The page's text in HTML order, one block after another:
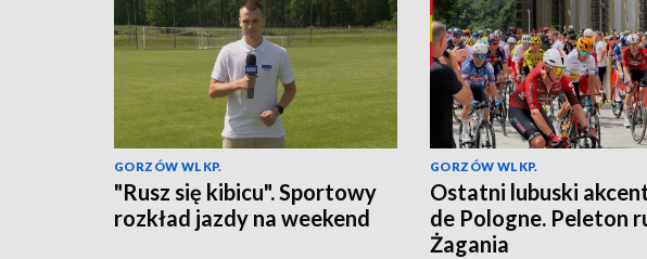
GORZÓW WLKP.
"Rusz się kibicu". Sportowy
rozkład jazdy na weekend
GORZÓW WLKP.
Ostatni lubuski
de Pologne. Peleton
Żagania